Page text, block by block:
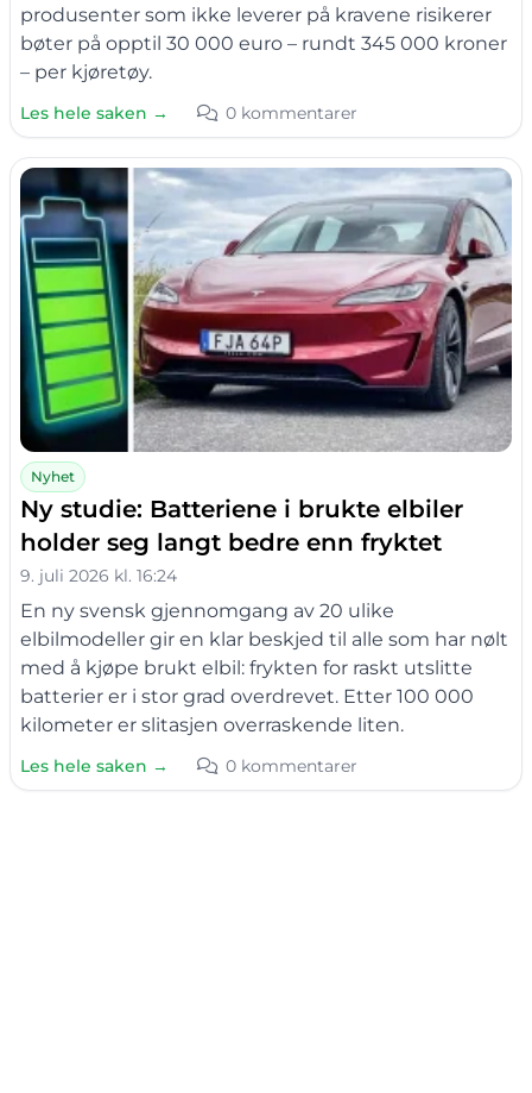
produsenter som ikke leverer på kravene risikerer
bøter på opptil 30 000 euro – rundt 345 000 kroner
– per kjøretøy.
Les hele saken → 0 kommentarer
Nyhet
Ny studie: Batteriene i brukte elbiler
holder seg langt bedre enn fryktet
9. juli 2026 kl. 16:24
En ny svensk gjennomgang av 20 ulike
elbilmodeller gir en klar beskjed til alle som har nølt
med å kjøpe brukt elbil: frykten for raskt utslitte
batterier er i stor grad overdrevet. Etter 100 000
kilometer er slitasjen overraskende liten.
Les hele saken → 0 kommentarer